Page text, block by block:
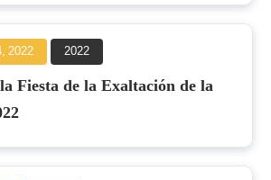
2022 2022
Fiesta de la Exaltación de la